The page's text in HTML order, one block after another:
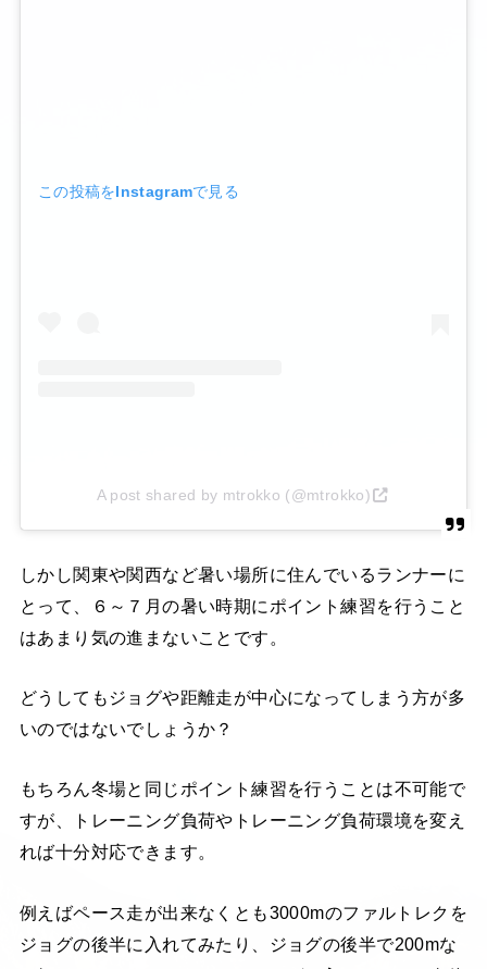
この投稿をInstagramで見る
A post shared by mtrokko (@mtrokko)
しかし関東や関西など暑い場所に住んでいるランナーに
とって、６～７月の暑い時期にポイント練習を行うこと
はあまり気の進まないことです。
どうしてもジョグや距離走が中心になってしまう方が多
いのではないでしょうか？
もちろん冬場と同じポイント練習を行うことは不可能で
すが、トレーニング負荷やトレーニング負荷環境を変え
れば十分対応できます。
例えばペース走が出来なくとも3000mのファルトレクを
ジョグの後半に入れてみたり、ジョグの後半で200mな